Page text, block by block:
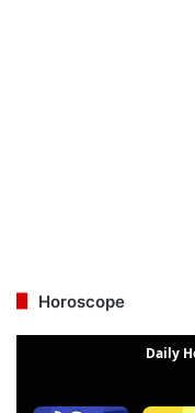
Horoscope